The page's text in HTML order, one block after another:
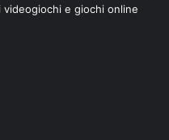
videogiochi e giochi online